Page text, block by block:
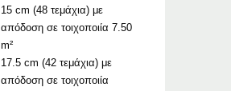
15 cm (48 τεμάχια) με
απόδοση σε τοιχοποιία 7.50
m²
17.5 cm (42 τεμάχια) με
απόδοση σε τοιχοποιία